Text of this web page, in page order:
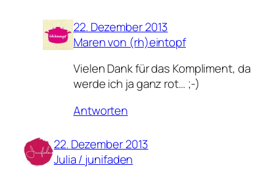
22. Dezember 2013
Maren von (rh)eintopf
Vielen Dank für das Kompliment, da
werde ich ja ganz rot… ;-)
Antworten
22. Dezember 2013
Julia / junifaden